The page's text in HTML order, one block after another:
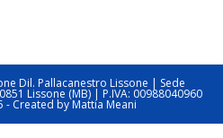
Dil. Pallacanestro Lissone | Sede
Lissone (MB) | P.IVA: 00988040960
- Created by Mattia Meani